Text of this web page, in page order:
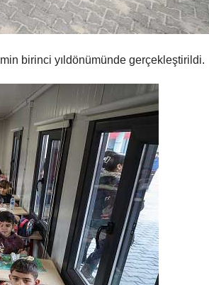
birinci yıldönümünde gerçekleştirildi.